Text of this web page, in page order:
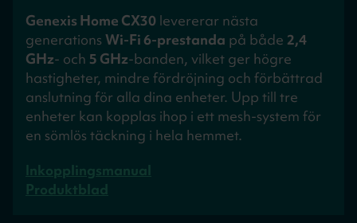
Genexis Home CX30 levererar nästa
generations Wi-Fi 6-prestanda på både 2,4
GHz- och 5 GHz-banden, vilket ger högre
hastigheter, mindre fördröjning och förbättrad
anslutning för alla dina enheter. Upp till tre
enheter kan kopplas ihop i ett mesh-system för
en sömlös täckning i hela hemmet.
Inkopplingsmanual
Produktblad